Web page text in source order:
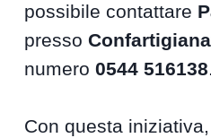
possibile contattare
presso
numero0544 516138.
Con questa iniziativa,